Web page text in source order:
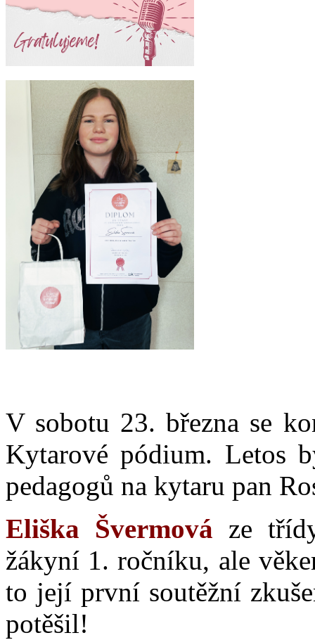
V sobotu 23. března se
Kytarové pódium. Letos
pedagogů na kytaru pan
Eliška Švermová ze
žákyní 1. ročníku, ale
to její první soutěžní
potěšil!